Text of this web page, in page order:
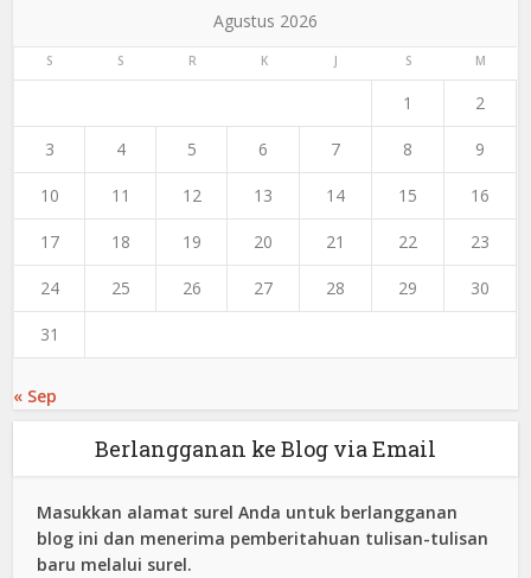
Agustus 2026
S S R K J S M
1 2
3 4 5 6 7 8 9
10 11 12 13 14 15 16
17 18 19 20 21 22 23
24 25 26 27 28 29 30
31
« Sep
Berlangganan ke Blog via Email
Masukkan alamat surel Anda untuk berlangganan
blog ini dan menerima pemberitahuan tulisan-tulisan
baru melalui surel.